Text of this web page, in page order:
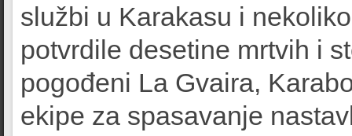
službi u Karakasu i
potvrdile desetine mrtvih i
pogođeni La Gvaira,
ekipe za spasavanje